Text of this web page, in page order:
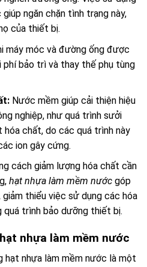
ngăn chặn tình trạng này,
của thiết bị.
máy móc và đường ống được
phí bảo trì và thay thế phụ tùng
Nước mềm giúp cải thiện hiệu
nghiệp, như quá trình sưởi
hóa chất, do các quá trình này
ion gây cứng.
cách giảm lượng hóa chất cần
hạt nhựa làm mềm nướcgóp
thiểu việc sử dụng các hóa
trình bảo dưỡng thiết bị.
nhựa làm mềm nước
hạt nhựa làm mềm nước là một